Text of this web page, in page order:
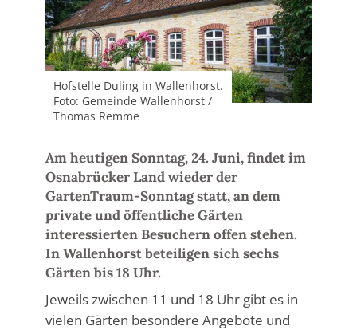
Hofstelle Duling in Wallenhorst.
Foto: Gemeinde Wallenhorst /
Thomas Remme
Am heutigen Sonntag, 24. Juni, findet im
Osnabrücker Land wieder der
GartenTraum-Sonntag statt, an dem
private und öffentliche Gärten
interessierten Besuchern offen stehen.
In Wallenhorst beteiligen sich sechs
Gärten bis 18 Uhr.
Jeweils zwischen 11 und 18 Uhr gibt es in
vielen Gärten besondere Angebote und